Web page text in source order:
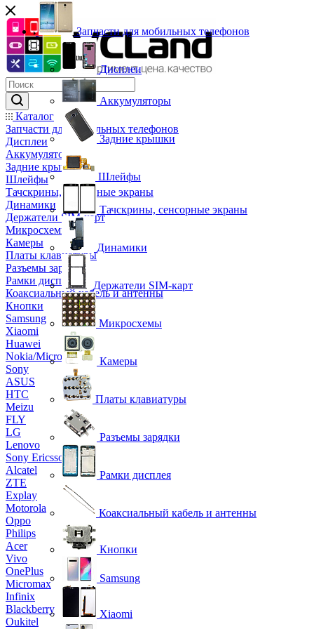
Каталог
Запчасти для мобильных телефонов
Дисплеи
Аккумуляторы
Задние крышки
Шлейфы
Тачскрины, сенсорные экраны
Динамики
Держатели SIM-карт
Микросхемы
Камеры
Платы клавиатуры
Разъемы зарядки
Рамки дисплея
Коаксиальный кабель и антенны
Кнопки
Samsung
Xiaomi
Huawei
Nokia/Microsoft
Sony
ASUS
HTC
Meizu
FLY
LG
Lenovo
Sony Ericsson
Alcatel
ZTE
Explay
Motorola
Oppo
Philips
Acer
Vivo
OnePlus
Micromax
Infinix
Blackberry
Oukitel
Запчасти для мобильных телефонов
Дисплеи
Аккумуляторы
Задние крышки
Шлейфы
Тачскрины, сенсорные экраны
Динамики
Держатели SIM-карт
Микросхемы
Камеры
Платы клавиатуры
Разъемы зарядки
Рамки дисплея
Коаксиальный кабель и антенны
Кнопки
Samsung
Xiaomi